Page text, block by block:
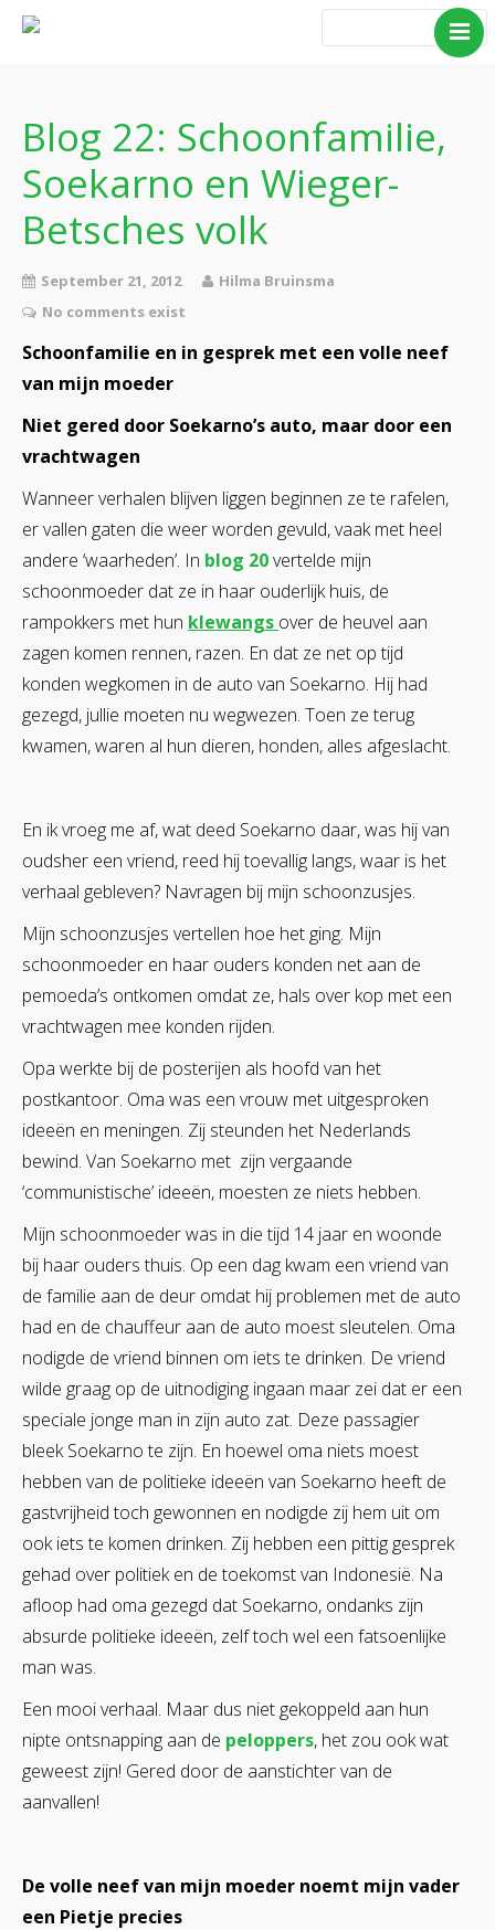
theemeubel
Boeken
Verhalen
Gedichten
Contact
Blog 22: Schoonfamilie,
Soekarno en Wieger-
Betsches volk
September 21, 2012
Hilma Bruinsma
No comments exist
Schoonfamilie en in gesprek met een volle neef
van mijn moeder
Niet gered door Soekarno’s auto, maar door een
vrachtwagen
Wanneer verhalen blijven liggen beginnen ze te rafelen,
er vallen gaten die weer worden gevuld, vaak met heel
andere ‘waarheden’. In blog 20vertelde mijn
schoonmoeder dat ze in haar ouderlijk huis, de
rampokkers met hun klewangs over de heuvel aan
zagen komen rennen, razen. En dat ze net op tijd
konden wegkomen in de auto van Soekarno. Hij had
gezegd, jullie moeten nu wegwezen. Toen ze terug
kwamen, waren al hun dieren, honden, alles afgeslacht.
En ik vroeg me af, wat deed Soekarno daar, was hij van
oudsher een vriend, reed hij toevallig langs, waar is het
verhaal gebleven? Navragen bij mijn schoonzusjes.
Mijn schoonzusjes vertellen hoe het ging. Mijn
schoonmoeder en haar ouders konden net aan de
pemoeda’s ontkomen omdat ze, hals over kop met een
vrachtwagen mee konden rijden.
Opa werkte bij de posterijen als hoofd van het
postkantoor. Oma was een vrouw met uitgesproken
ideeën en meningen. Zij steunden het Nederlands
bewind. Van Soekarno met zijn vergaande
‘communistische’ ideeën, moesten ze niets hebben.
Mijn schoonmoeder was in die tijd 14 jaar en woonde
bij haar ouders thuis. Op een dag kwam een vriend van
de familie aan de deur omdat hij problemen met de auto
had en de chauffeur aan de auto moest sleutelen. Oma
nodigde de vriend binnen om iets te drinken. De vriend
wilde graag op de uitnodiging ingaan maar zei dat er een
speciale jonge man in zijn auto zat. Deze passagier
bleek Soekarno te zijn. En hoewel oma niets moest
hebben van de politieke ideeën van Soekarno heeft de
gastvrijheid toch gewonnen en nodigde zij hem uit om
ook iets te komen drinken. Zij hebben een pittig gesprek
gehad over politiek en de toekomst van Indonesië. Na
afloop had oma gezegd dat Soekarno, ondanks zijn
absurde politieke ideeën, zelf toch wel een fatsoenlijke
man was.
Een mooi verhaal. Maar dus niet gekoppeld aan hun
nipte ontsnapping aan de peloppers, het zou ook wat
geweest zijn! Gered door de aanstichter van de
aanvallen!
De volle neef van mijn moeder noemt mijn vader
een Pietje precies